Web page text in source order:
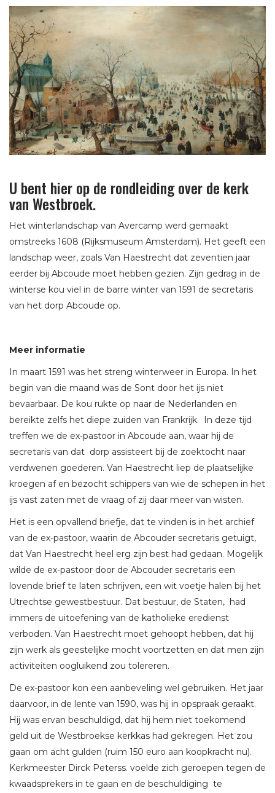
U bent hier op de rondleiding over de kerk
van Westbroek.
Het winterlandschap van Avercamp werd gemaakt
omstreeks 1608 (Rijksmuseum Amsterdam). Het geeft een
landschap weer, zoals Van Haestrecht dat zeventien jaar
eerder bij Abcoude moet hebben gezien. Zijn gedrag in de
winterse kou viel in de barre winter van 1591 de secretaris
van het dorp Abcoude op.
Meer informatie
In maart 1591 was het streng winterweer in Europa. In het
begin van die maand was de Sont door het ijs niet
bevaarbaar. De kou rukte op naar de Nederlanden en
bereikte zelfs het diepe zuiden van Frankrijk. In deze tijd
treffen we de ex-pastoor in Abcoude aan, waar hij de
secretaris van dat dorp assisteert bij de zoektocht naar
verdwenen goederen. Van Haestrecht liep de plaatselijke
kroegen af en bezocht schippers van wie de schepen in het
ijs vast zaten met de vraag of zij daar meer van wisten.
Het is een opvallend briefje, dat te vinden is in het archief
van de ex-pastoor, waarin de Abcouder secretaris getuigt,
dat Van Haestrecht heel erg zijn best had gedaan. Mogelijk
wilde de ex-pastoor door de Abcouder secretaris een
lovende brief te laten schrijven, een wit voetje halen bij het
Utrechtse gewestbestuur. Dat bestuur, de Staten, had
immers de uitoefening van de katholieke eredienst
verboden. Van Haestrecht moet gehoopt hebben, dat hij
zijn werk als geestelijke mocht voortzetten en dat men zijn
activiteiten oogluikend zou tolereren.
De ex-pastoor kon een aanbeveling wel gebruiken. Het jaar
daarvoor, in de lente van 1590, was hij in opspraak geraakt.
Hij was ervan beschuldigd, dat hij hem niet toekomend
geld uit de Westbroekse kerkkas had gekregen. Het zou
gaan om acht gulden (ruim 150 euro aan koopkracht nu).
Kerkmeester Dirck Peterss. voelde zich geroepen tegen de
kwaadsprekers in te gaan en de beschuldiging te